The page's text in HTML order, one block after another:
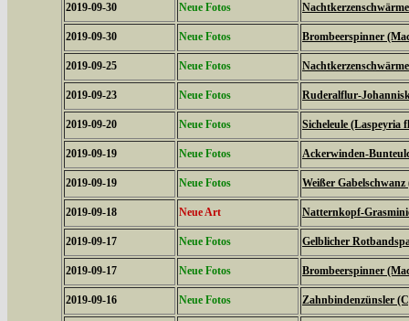
2019-09-30 Neue Fotos
2019-09-30 Neue Fotos Brombeerspinner
2019-09-25 Neue Fotos
2019-09-23 Neue Fotos Ruderalflur-
2019-09-20 Neue Fotos Sicheleule (Laspeyria
2019-09-19 Neue Fotos Ackerwinden-
2019-09-19 Neue Fotos Weißer
2019-09-18 Neue Art Natternkopf-
2019-09-17 Neue Fotos Gelblicher
2019-09-17 Neue Fotos Brombeerspinner
2019-09-16 Neue Fotos Zahnbindenzünsler